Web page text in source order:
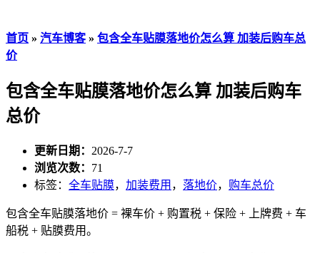
首页 » 汽车博客» 包含全车贴膜落地价怎么算 加装后购车总
价
包含全车贴膜落地价怎么算 加装后购车
总价
更新日期： 2026-7-7
浏览次数： 71
标签： 全车贴膜， 加装费用 ， 落地价， 购车总价
包含全车贴膜落地价 = 裸车价 + 购置税 + 保险 + 上牌费 + 车
船税 + 贴膜费用。